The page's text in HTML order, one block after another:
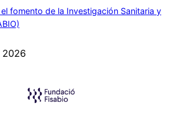
fomento de la Investigación Sanitaria y
2026